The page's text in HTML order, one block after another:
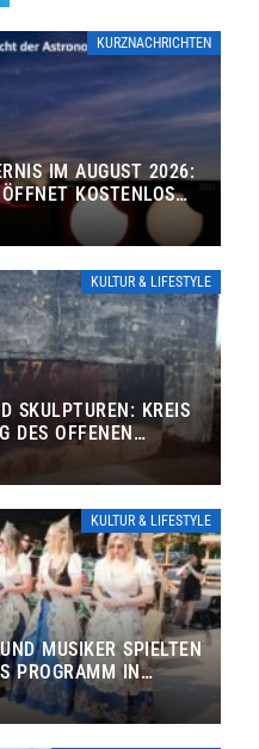
KURZNACHRICHTEN
IM AUGUST 2026:
KOSTENLOS
KULTUR & LIFESTYLE
SKULPTUREN: KREIS
DES OFFENEN
KULTUR & LIFESTYLE
MUSIKER SPIELTEN
PROGRAMM IN